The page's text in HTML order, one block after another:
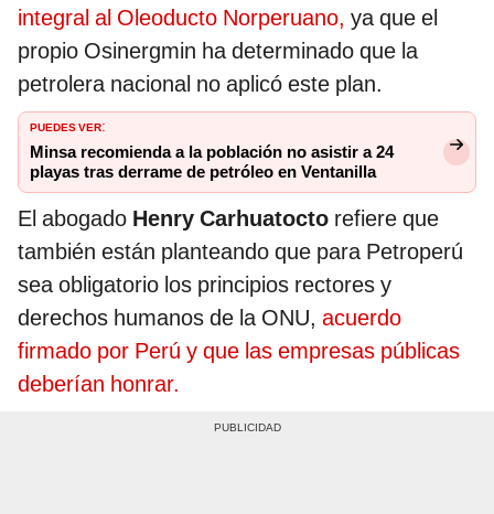
integral al Oleoducto Norperuano, ya que el
propio Osinergmin ha determinado que la
petrolera nacional no aplicó este plan.
PUEDES VER:
Minsa recomienda a la población no asistir a 24
playas tras derrame de petróleo en Ventanilla
El abogado Henry Carhuatocto refiere que
también están planteando que para Petroperú
sea obligatorio los principios rectores y
derechos humanos de la ONU, acuerdo
firmado por Perú y que las empresas públicas
deberían honrar.